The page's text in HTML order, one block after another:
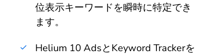
位表示キーワードを瞬時に特定でき
ます。
Helium 10 AdsとKeyword Trackerを